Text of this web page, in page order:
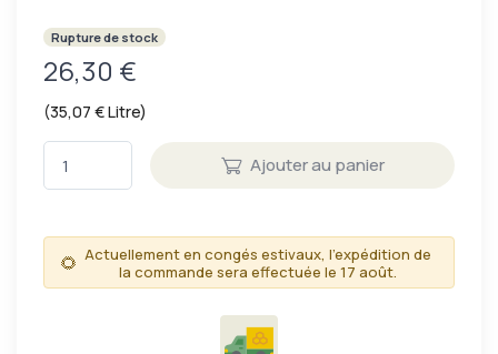
Rupture de stock
26,30 €
(35,07 € Litre)
Ajouter au panier
🌻 Actuellement en congés estivaux, l'expédition de
la commande sera effectuée le 17 août.